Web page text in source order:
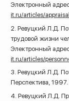
Электронный
it.ru/articles/
2. Ревуцкий Л.Д.
трудовой жизни
Электронный
it.ru/articles/
3. Ревуцкий Л.Д.
Перспектива,
4. Ревуцкий Л.Д.